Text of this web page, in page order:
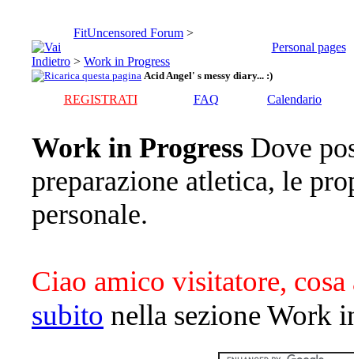
FitUncensored Forum >
Personal pages
> Work in Progress
Acid Angel' s messy diary... :)
REGISTRATI FAQ Calendario
Work in Progress Dove
preparazione atletica, le
personale.
Ciao amico visitatore, cosa
subito nella sezione Work